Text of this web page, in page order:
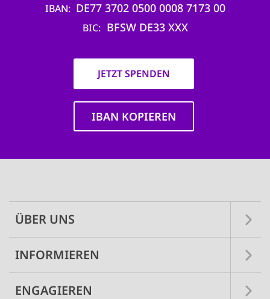
IBAN DE77 3702 0500 0008 7173 00
BIC BFSW DE33 XXX
JETZT SPENDEN
IBAN KOPIEREN
ÜBER UNS
INFORMIEREN
ENGAGIEREN